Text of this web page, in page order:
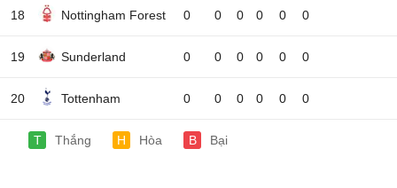
18 Nottingham Forest 0 0 0 0 0 0
19 Sunderland 0 0 0 0 0 0
20 Tottenham 0 0 0 0 0 0
T Thắng H Hòa B Bại